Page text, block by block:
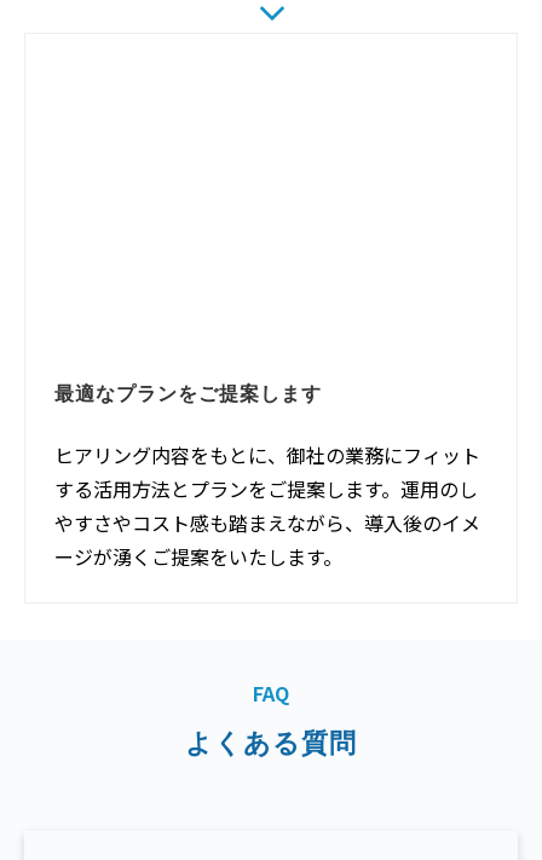
最適なプランをご提案します
ヒアリング内容をもとに、御社の業務にフィット
する活用方法とプランをご提案します。運用のし
やすさやコスト感も踏まえながら、導入後のイメ
ージが湧くご提案をいたします。
FAQ
よくある質問